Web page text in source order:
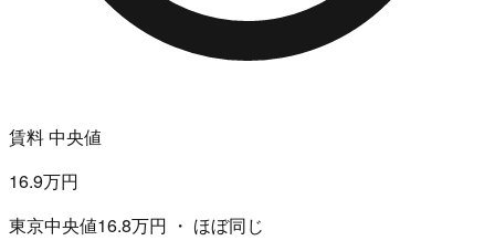
賃料 中央値
16.9万円
東京中央値16.8万円 ・ ほぼ同じ